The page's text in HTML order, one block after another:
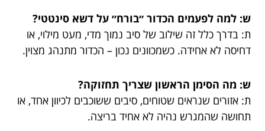
ש: למה לפעמים הכדור ״בורח״ על דשא סינטטי?
ת: בדרך כלל זה שילוב של סיב נמוך מדי, מעט מילוי, או
דחיסה לא אחידה. כשמכוונים נכון – הכדור מתנהג מצוין.
ש: מה הסימן הראשון שצריך תחזוקה?
ת: אזורים שנראים שטוחים, סיבים ששוכבים לכיוון אחד, או
תחושה שהמגרש נהיה לא אחיד בריצה.